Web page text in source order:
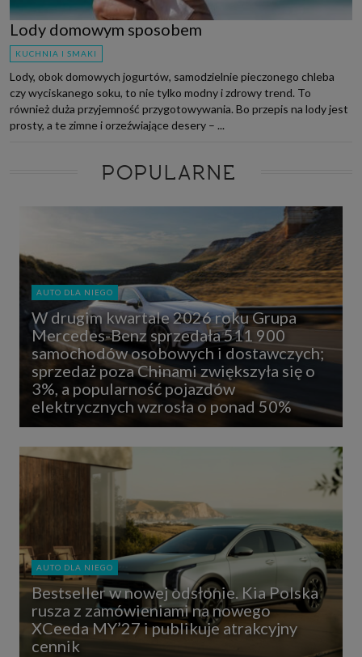
Lody domowym sposobem
KUCHNIA I SMAKI
Lody, obok domowych jogurtów, samodzielnie pieczonego chleba
czy wyciskanego soku, to nie tylko modny i zdrowy trend. To
również duża przyjemność przygotowywania. Bo przepis na lody jest
prosty, a te zimne i orzeźwiające desery – ...
POPULARNE
AUTO DLA NIEGO
W drugim kwartale 2026 roku Grupa
Mercedes-Benz sprzedała 511 900
samochodów osobowych i dostawczych;
sprzedaż poza Chinami zwiększyła się o
3%, a popularność pojazdów
elektrycznych wzrosła o ponad 50%
AUTO DLA NIEGO
Bestseller w nowej odsłonie. Kia Polska
rusza z zamówieniami na nowego
XCeeda MY’27 i publikuje atrakcyjny
cennik